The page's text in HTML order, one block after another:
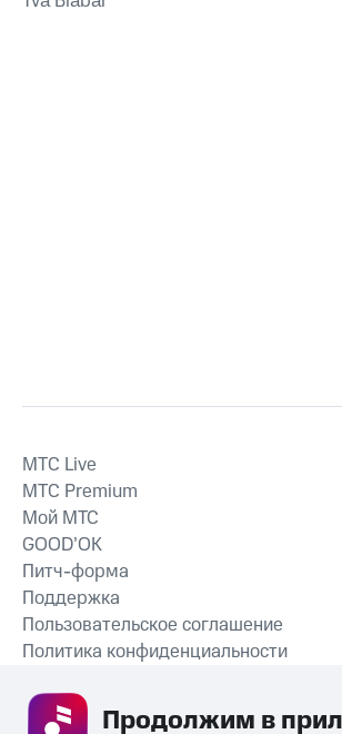
СКАЧАТЬ
MTС Live
MTС Premium
Мой МТС
GOOD’OK
Питч-форма
Поддержка
Пользовательское соглашение
Политика конфиденциальности